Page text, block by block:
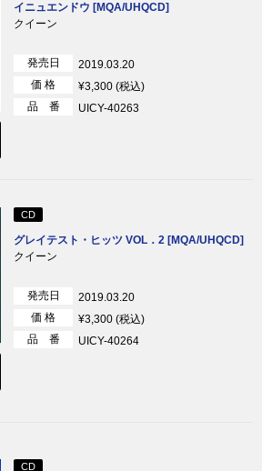
イニュエンドウ [MQA/UHQCD]
クイーン
発売日
2019.03.20
価 格
¥3,300 (税込)
品 番
UICY-40263
CD
グレイテスト・ヒッツ VOL．2 [MQA/UHQCD]
クイーン
発売日
2019.03.20
価 格
¥3,300 (税込)
品 番
UICY-40264
CD